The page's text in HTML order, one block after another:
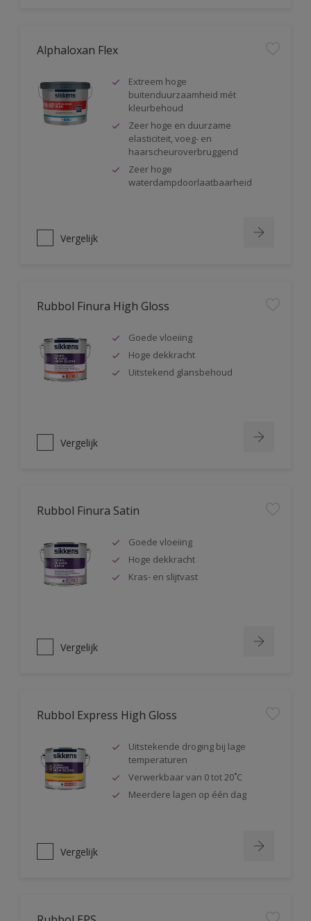
Alphaloxan Flex
Extreem hoge
buitenduurzaamheid mét
kleurbehoud
Zeer hoge en duurzame
elasticiteit, voeg- en
haarscheuroverbruggend
Zeer hoge
waterdampdoorlaatbaarheid
Vergelijk
Rubbol Finura High Gloss
Goede vloeiing
Hoge dekkracht
Uitstekend glansbehoud
Vergelijk
Rubbol Finura Satin
Goede vloeiing
Hoge dekkracht
Kras- en slijtvast
Vergelijk
Rubbol Express High Gloss
Uitstekende droging bij lage
temperaturen
Verwerkbaar van 0 tot 20˚C
Meerdere lagen op één dag
Vergelijk